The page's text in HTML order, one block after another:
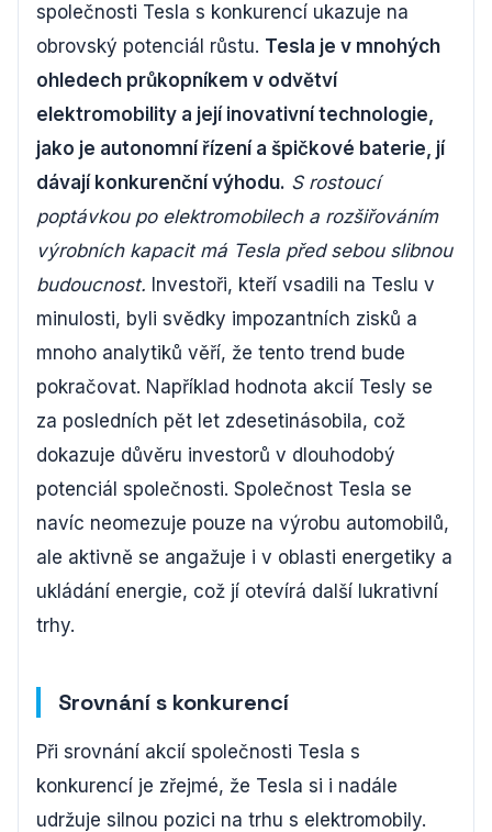
společnosti Tesla s konkurencí ukazuje na
obrovský potenciál růstu. Tesla je v mnohých
ohledech průkopníkem v odvětví
elektromobility a její inovativní technologie,
jako je autonomní řízení a špičkové baterie, jí
dávají konkurenční výhodu. S rostoucí
poptávkou po elektromobilech a rozšiřováním
výrobních kapacit má Tesla před sebou slibnou
budoucnost. Investoři, kteří vsadili na Teslu v
minulosti, byli svědky impozantních zisků a
mnoho analytiků věří, že tento trend bude
pokračovat. Například hodnota akcií Tesly se
za posledních pět let zdesetinásobila, což
dokazuje důvěru investorů v dlouhodobý
potenciál společnosti. Společnost Tesla se
navíc neomezuje pouze na výrobu automobilů,
ale aktivně se angažuje i v oblasti energetiky a
ukládání energie, což jí otevírá další lukrativní
trhy.
Srovnání s konkurencí
Při srovnání akcií společnosti Tesla s
konkurencí je zřejmé, že Tesla si i nadále
udržuje silnou pozici na trhu s elektromobily.